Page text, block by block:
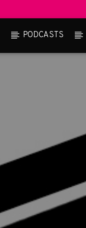
PODCASTS